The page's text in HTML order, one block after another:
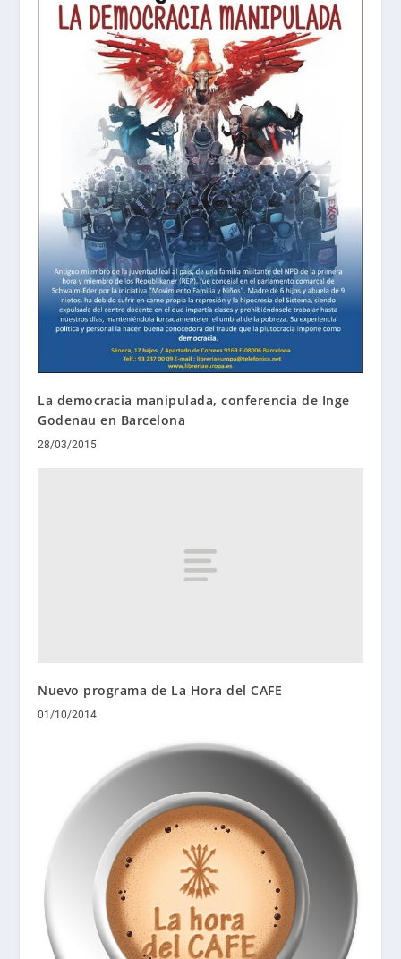
La democracia manipulada, conferencia de Inge
Godenau en Barcelona
28/03/2015
Nuevo programa de La Hora del CAFE
01/10/2014